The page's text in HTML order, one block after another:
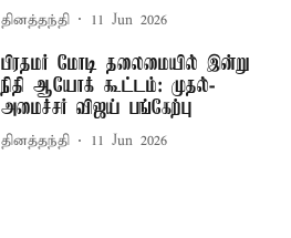
தினத்தந்தி 11 Jun 2026
பிரதமர் மோடி தலைமையில் இன்று
நிதி ஆயோக் கூட்டம்: முதல்-
அமைச்சர் விஜய் பங்கேற்பு
தினத்தந்தி 11 Jun 2026